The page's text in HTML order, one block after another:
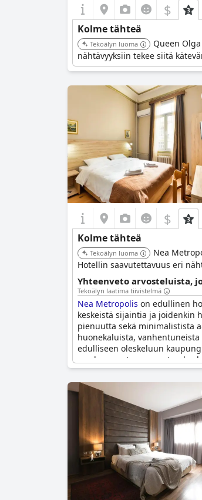
$
Kolme tähteä
Tekoälyn luoma
Queen
nähtävyyksiin tekee siitä
$
Kolme tähteä
Tekoälyn luoma
Nea
Hotellin saavutettavuus eri
Yhteenveto arvosteluista,
Tekoälyn laatima tiivistelmä
Nea Metropolis on edullinen
keskeistä sijaintia ja joidenkin
pienuutta sekä minimalistista
huonekaluista,
edulliseen oleskeluun
saadaan vastaamaan